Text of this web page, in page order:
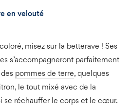
en velouté
misez sur la betterave ! Ses
s’accompagneront parfaitement
pommes de terre, quelques
le tout mixé avec de la
se réchauffer le corps et le cœur.